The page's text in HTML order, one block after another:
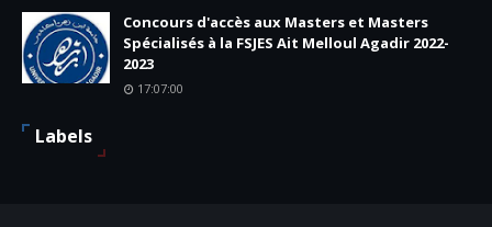
Concours d'accès aux Masters et Masters
Spécialisés à la FSJES Ait Melloul Agadir 2022-
2023
17:07:00
Labels